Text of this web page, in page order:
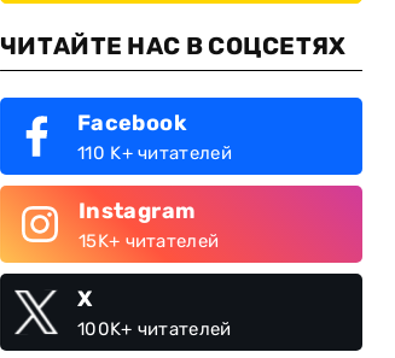
ЧИТАЙТЕ НАС В СОЦСЕТЯХ
Facebook
110 K+ читателей
Instagram
15K+ читателей
X
100K+ читателей